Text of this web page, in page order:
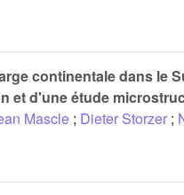
continentale dans le
et d'une étude
Mascle ; Dieter Storzer ;